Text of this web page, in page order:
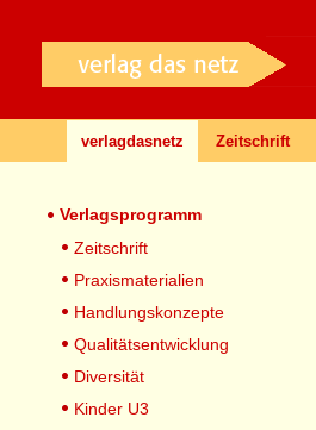
verlagdasnetz Zeitschrift
Verlagsprogramm
Zeitschrift
Praxismaterialien
Handlungskonzepte
Qualitätsentwicklung
Diversität
Kinder U3